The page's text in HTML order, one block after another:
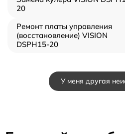
20
Ремонт платы управления
(восстановление) VISION
DSPH15-20
У меня другая